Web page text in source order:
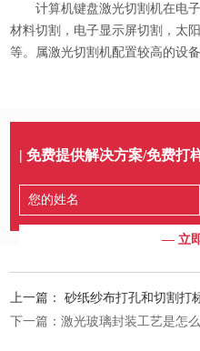
计算机键盘激光切割机在电
材料切割，电子显示屏切割，太
等。属激光切割机配置较高的设备
| 免费提供解决方案/免费打
上一篇：砂纸纱布打孔和切割打
下一篇：激光玻璃封装工艺是怎